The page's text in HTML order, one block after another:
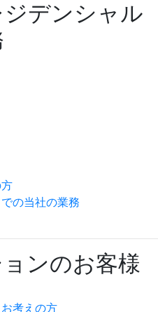
デンシャル
の当社の業務
ンのお客様
考えの方